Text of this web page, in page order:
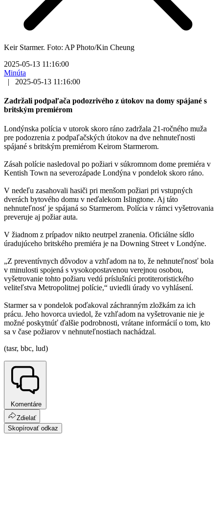
Keir Starmer. Foto: AP Photo/Kin Cheung
2025-05-13 11:16:00
Minúta
|
2025-05-13 11:16:00
Zadržali podpaľača podozrivého z útokov na domy spájané s
britským premiérom
Londýnska polícia v utorok skoro ráno zadržala 21-ročného muža
pre podozrenia z podpaľačských útokov na dve nehnuteľnosti
spájané s britským premiérom Keirom Starmerom.
Zásah polície nasledoval po požiari v súkromnom dome premiéra v
Kentish Town na severozápade Londýna v pondelok skoro ráno.
V nedeľu zasahovali hasiči pri menšom požiari pri vstupných
dverách bytového domu v neďalekom Islingtone. Aj táto
nehnuteľnosť je spájaná so Starmerom. Polícia v rámci vyšetrovania
preveruje aj požiar auta.
V žiadnom z prípadov nikto neutrpel zranenia. Oficiálne sídlo
úradujúceho britského premiéra je na Downing Street v Londýne.
„Z preventívnych dôvodov a vzhľadom na to, že nehnuteľnosť bola
v minulosti spojená s vysokopostavenou verejnou osobou,
vyšetrovanie tohto požiaru vedú príslušníci protiteroristického
veliteľstva Metropolitnej polície,“ uviedli úrady vo vyhlásení.
Starmer sa v pondelok poďakoval záchranným zložkám za ich
prácu. Jeho hovorca uviedol, že vzhľadom na vyšetrovanie nie je
možné poskytnúť ďalšie podrobnosti, vrátane informácií o tom, kto
sa v čase požiarov v nehnuteľnostiach nachádzal.
(tasr, bbc, lud)
Komentáre
Zdielať
Skopírovať odkaz